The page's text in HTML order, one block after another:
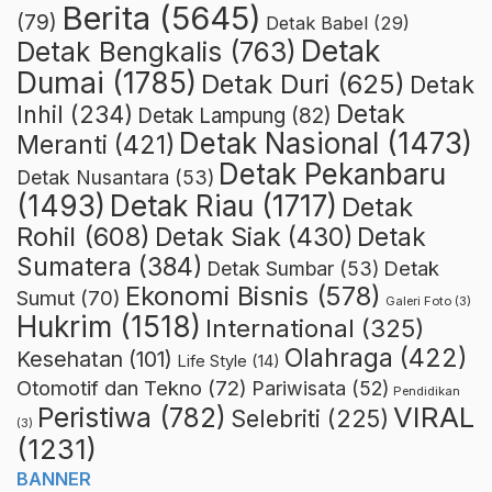
(79) Berita (5645) Detak Babel (29)
Detak Bengkalis (763) Detak
Dumai (1785) Detak Duri (625) Detak
Inhil (234) Detak Lampung (82) Detak
Meranti (421) Detak Nasional (1473)
Detak Nusantara (53) Detak Pekanbaru
(1493) Detak Riau (1717) Detak
Rohil (608) Detak Siak (430) Detak
Sumatera (384) Detak Sumbar (53) Detak
Sumut (70) Ekonomi Bisnis (578) Galeri Foto (3)
Hukrim (1518) International (325)
Kesehatan (101) Life Style (14) Olahraga (422)
Otomotif dan Tekno (72) Pariwisata (52) Pendidikan
(3) Peristiwa (782) Selebriti (225) VIRAL
(1231)
BANNER